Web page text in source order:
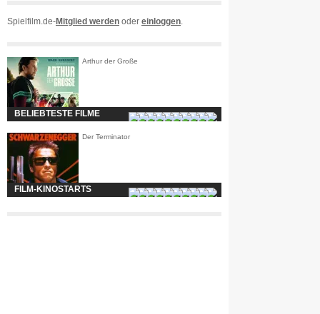
Spielfilm.de-Mitglied werden oder einloggen
Arthur der Große
BELIEBTESTE FILME
Der Terminator
FILM-KINOSTARTS